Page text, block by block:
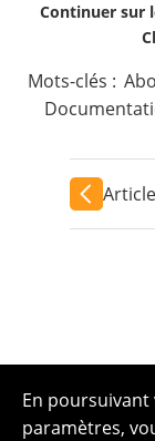
Continuer sur
Mots-clés :
En
paramètres,